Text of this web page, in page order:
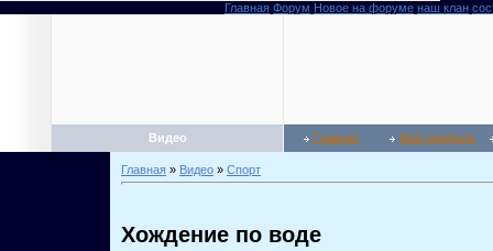
Главная Форум Новое на форуме наш клан
Видео Главная Мой профиль
Главная » Видео » Спорт
Хождение по воде